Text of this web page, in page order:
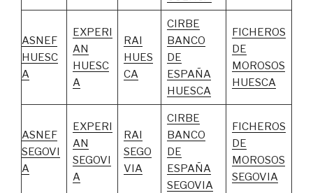
ASNEF
HUESC
A
EXPERI
AN
HUESC
A
RAI
HUES
CA
CIRBE
BANCO
DE
ESPAÑA
HUESCA
FICHEROS
DE
MOROSOS
HUESCA
ASNEF
SEGOVI
A
EXPERI
AN
SEGOVI
A
RAI
SEGO
VIA
CIRBE
BANCO
DE
ESPAÑA
SEGOVIA
FICHEROS
DE
MOROSOS
SEGOVIA